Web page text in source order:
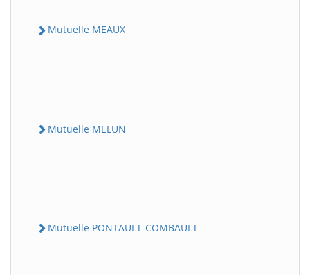
Mutuelle MEAUX
Mutuelle MELUN
Mutuelle PONTAULT-COMBAULT